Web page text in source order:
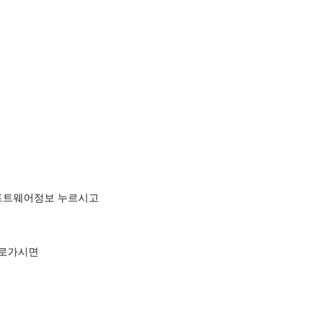
웨어정보 누르시고
가시면